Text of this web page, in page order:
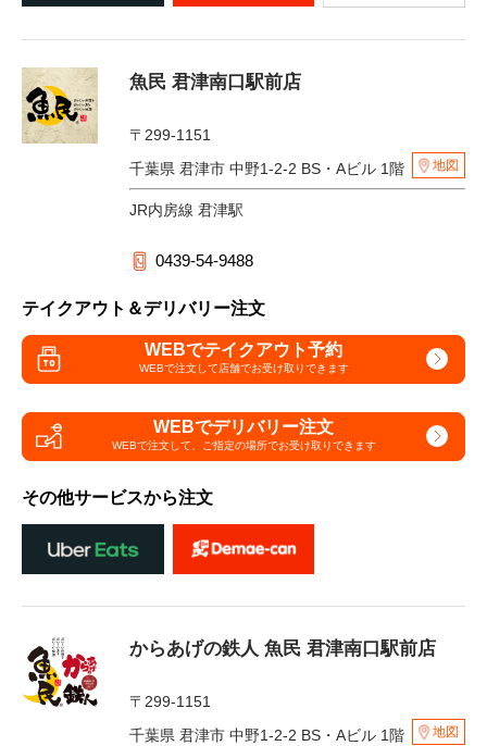
魚民 君津南口駅前店
〒299-1151
千葉県 君津市 中野1-2-2 BS・Aビル 1階
地図
JR内房線 君津駅
0439-54-9488
テイクアウト＆デリバリー注文
WEBでテイクアウト予約
WEBで注文して店舗でお受け取りできます
WEBでデリバリー注文
WEBで注文して、 ご指定の場所でお受け取りできます
その他サービスから注文
からあげの鉄人 魚民 君津南口駅前店
〒299-1151
千葉県 君津市 中野1-2-2 BS・Aビル 1階
地図